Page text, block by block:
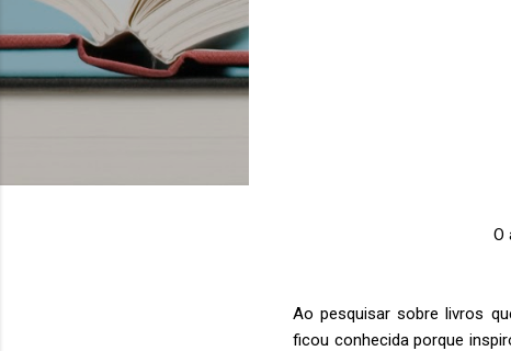
O
Ao pesquisar sobre livros
ficou conhecida porque